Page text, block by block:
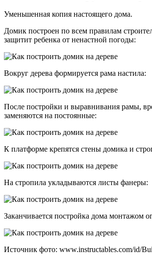
Уменьшенная копия настоящего дома.
Домик построен по всем правилам
защитит ребенка от ненастной погоды:
Вокруг дерева формируется рама настила:
После постройки и выравнивания рамы,
заменяются на постоянные:
К платформе крепятся стены домика и
На стропила укладываются листы фанеры:
Заканчивается постройка дома монтажом
Источник фото: www.instructables.com/id/